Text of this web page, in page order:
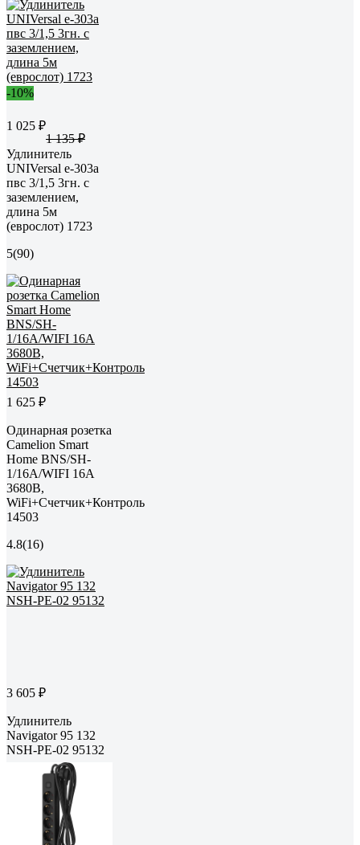
-10%
1 025 ₽
1 135 ₽
Удлинитель
UNIVersal е-303а
пвс 3/1,5 3гн. с
заземлением,
длина 5м
(еврослот) 1723
5(90)
1 625 ₽
Одинарная розетка
Camelion Smart
Home BNS/SH-
1/16A/WIFI 16A
3680В,
WiFi+Счетчик+Контроль
14503
4.8(16)
3 605 ₽
Удлинитель
Navigator 95 132
NSH-PE-02 95132